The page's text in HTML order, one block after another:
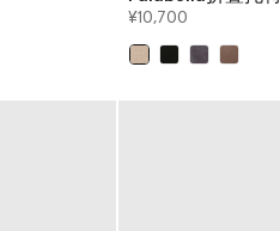
¥10,700